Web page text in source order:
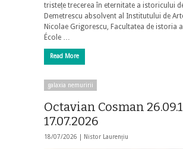
tristețe trecerea în eternitate a istoricului
Demetrescu absolvent al Institutului de
Nicolae Grigorescu, Facultatea de istoria
École …
Read More
galaxia nemuririi
Octavian Cosman
17.07.2026
18/07/2026 | Nistor Laurențiu